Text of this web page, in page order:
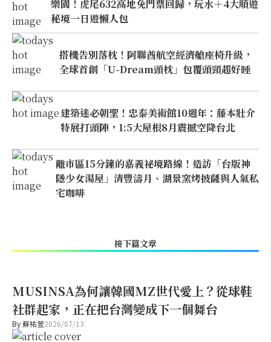
樂園！虎尾632高地免門票回歸，玩水＋4大順遊
秘境一日遊懶人包
搭機告別落枕！阿聯酋航空經濟艙座椅升級，
全球首創「U-Dream頭枕」包覆頭頸超好睡
建築迷必朝聖！忠泰美術館10週年：藤本壯介
特展打頭陣，1:5大屋根8月震撼空降台北
離市區15分鐘的嘉義祕境路線！造訪「台版神
隱少女湯屋」清豐濤月、湖景窯烤披薩與人氣私
宅咖啡
接下篇文章
MUSINSA為何讓韓國MZ世代愛上？從球鞋
社群起家，正在把台灣變成下一個舞台
By蘇祐萱2026/07/13